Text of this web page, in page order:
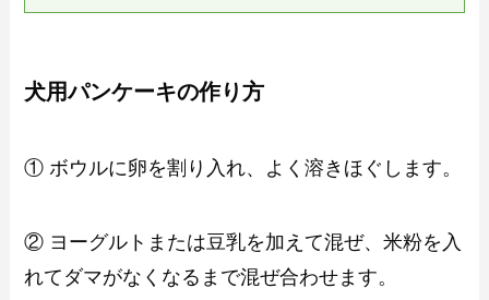
犬用パンケーキの作り方
① ボウルに卵を割り入れ、よく溶きほぐします。
② ヨーグルトまたは豆乳を加えて混ぜ、米粉を入
れてダマがなくなるまで混ぜ合わせます。